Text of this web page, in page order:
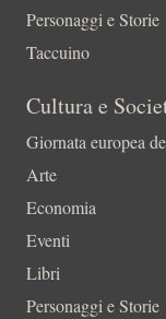
Personaggi e Storie
Taccuino
Cultura e
Giornata europea
Arte
Economia
Eventi
Libri
Personaggi e Storie